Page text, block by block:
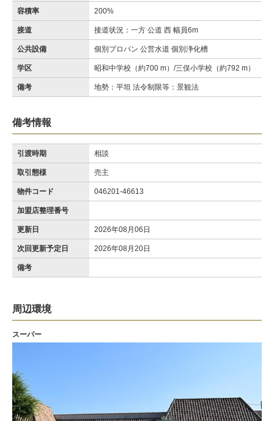
容積率 200%
接道 接道状況：一方 公道 西 幅員6m
公共設備 個別プロパン 公営水道 個別浄化槽
学区 昭和中学校（約700 m）/三俣小学校（約792 m）
備考 地勢：平坦 法令制限等：景観法
備考情報
引渡時期 相談
取引態様 売主
物件コード 046201-46613
加盟店整理番号
更新日 2026年08月06日
次回更新予定日 2026年08月20日
備考
周辺環境
スーパー